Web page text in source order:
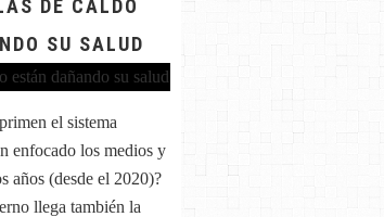
DE CALDO
SU SALUD
el sistema
enfocado los medios y
años (desde el 2020)?
llega también la